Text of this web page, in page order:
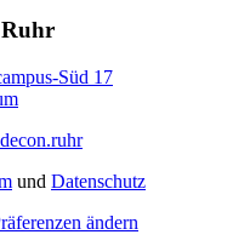
Süd 17
und Datenschutz
ändern